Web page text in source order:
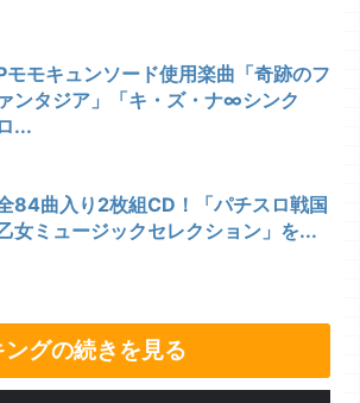
モモキュンソード使用楽曲「奇跡のフ
ァンタジア」「キ・ズ・ナ∞シンク
ロ...
84曲入り2枚組CD！「パチスロ戦国
女ミュージックセレクション」を...
ングの続きを見る